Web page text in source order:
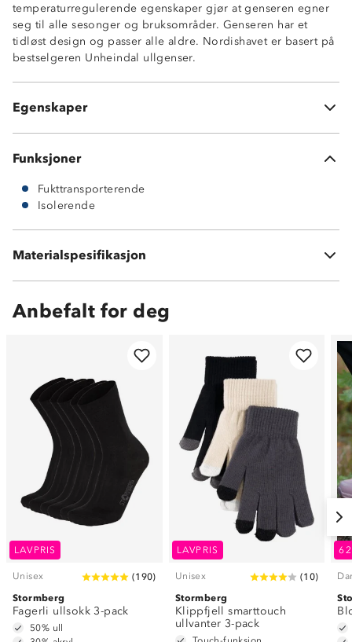
temperaturregulerende egenskaper gjør at genseren egner
seg til alle sesonger og bruksområder. Genseren har et
tidløst design og passer alle aldre. Nordishavet er basert på
bestselgeren Unheindal ullgenser.
Egenskaper
God isolasjonsevne
55% ull og 45% akryl
Temperaturregulerende
Slitesterk
Funksjoner
Fukttransporterende
Isolerende
Materialspesifikasjon
55% ull og 45% akryl
Anbefalt for deg
LAVPRIS
Unisex (190)
Stormberg
Fagerli ullsokk 3-pack
50% ull
LAVPRIS
Unisex (10)
Stormberg
Klippfjell smarttouch
ullvanter 3-pack